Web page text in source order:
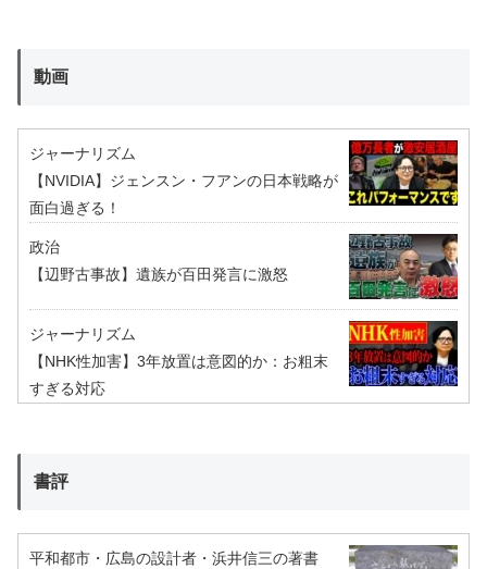
動画
ジャーナリズム
【NVIDIA】ジェンスン・フアンの日本戦略が
面白過ぎる！
政治
【辺野古事故】遺族が百田発言に激怒
ジャーナリズム
【NHK性加害】3年放置は意図的か：お粗末
すぎる対応
書評
平和都市・広島の設計者・浜井信三の著書